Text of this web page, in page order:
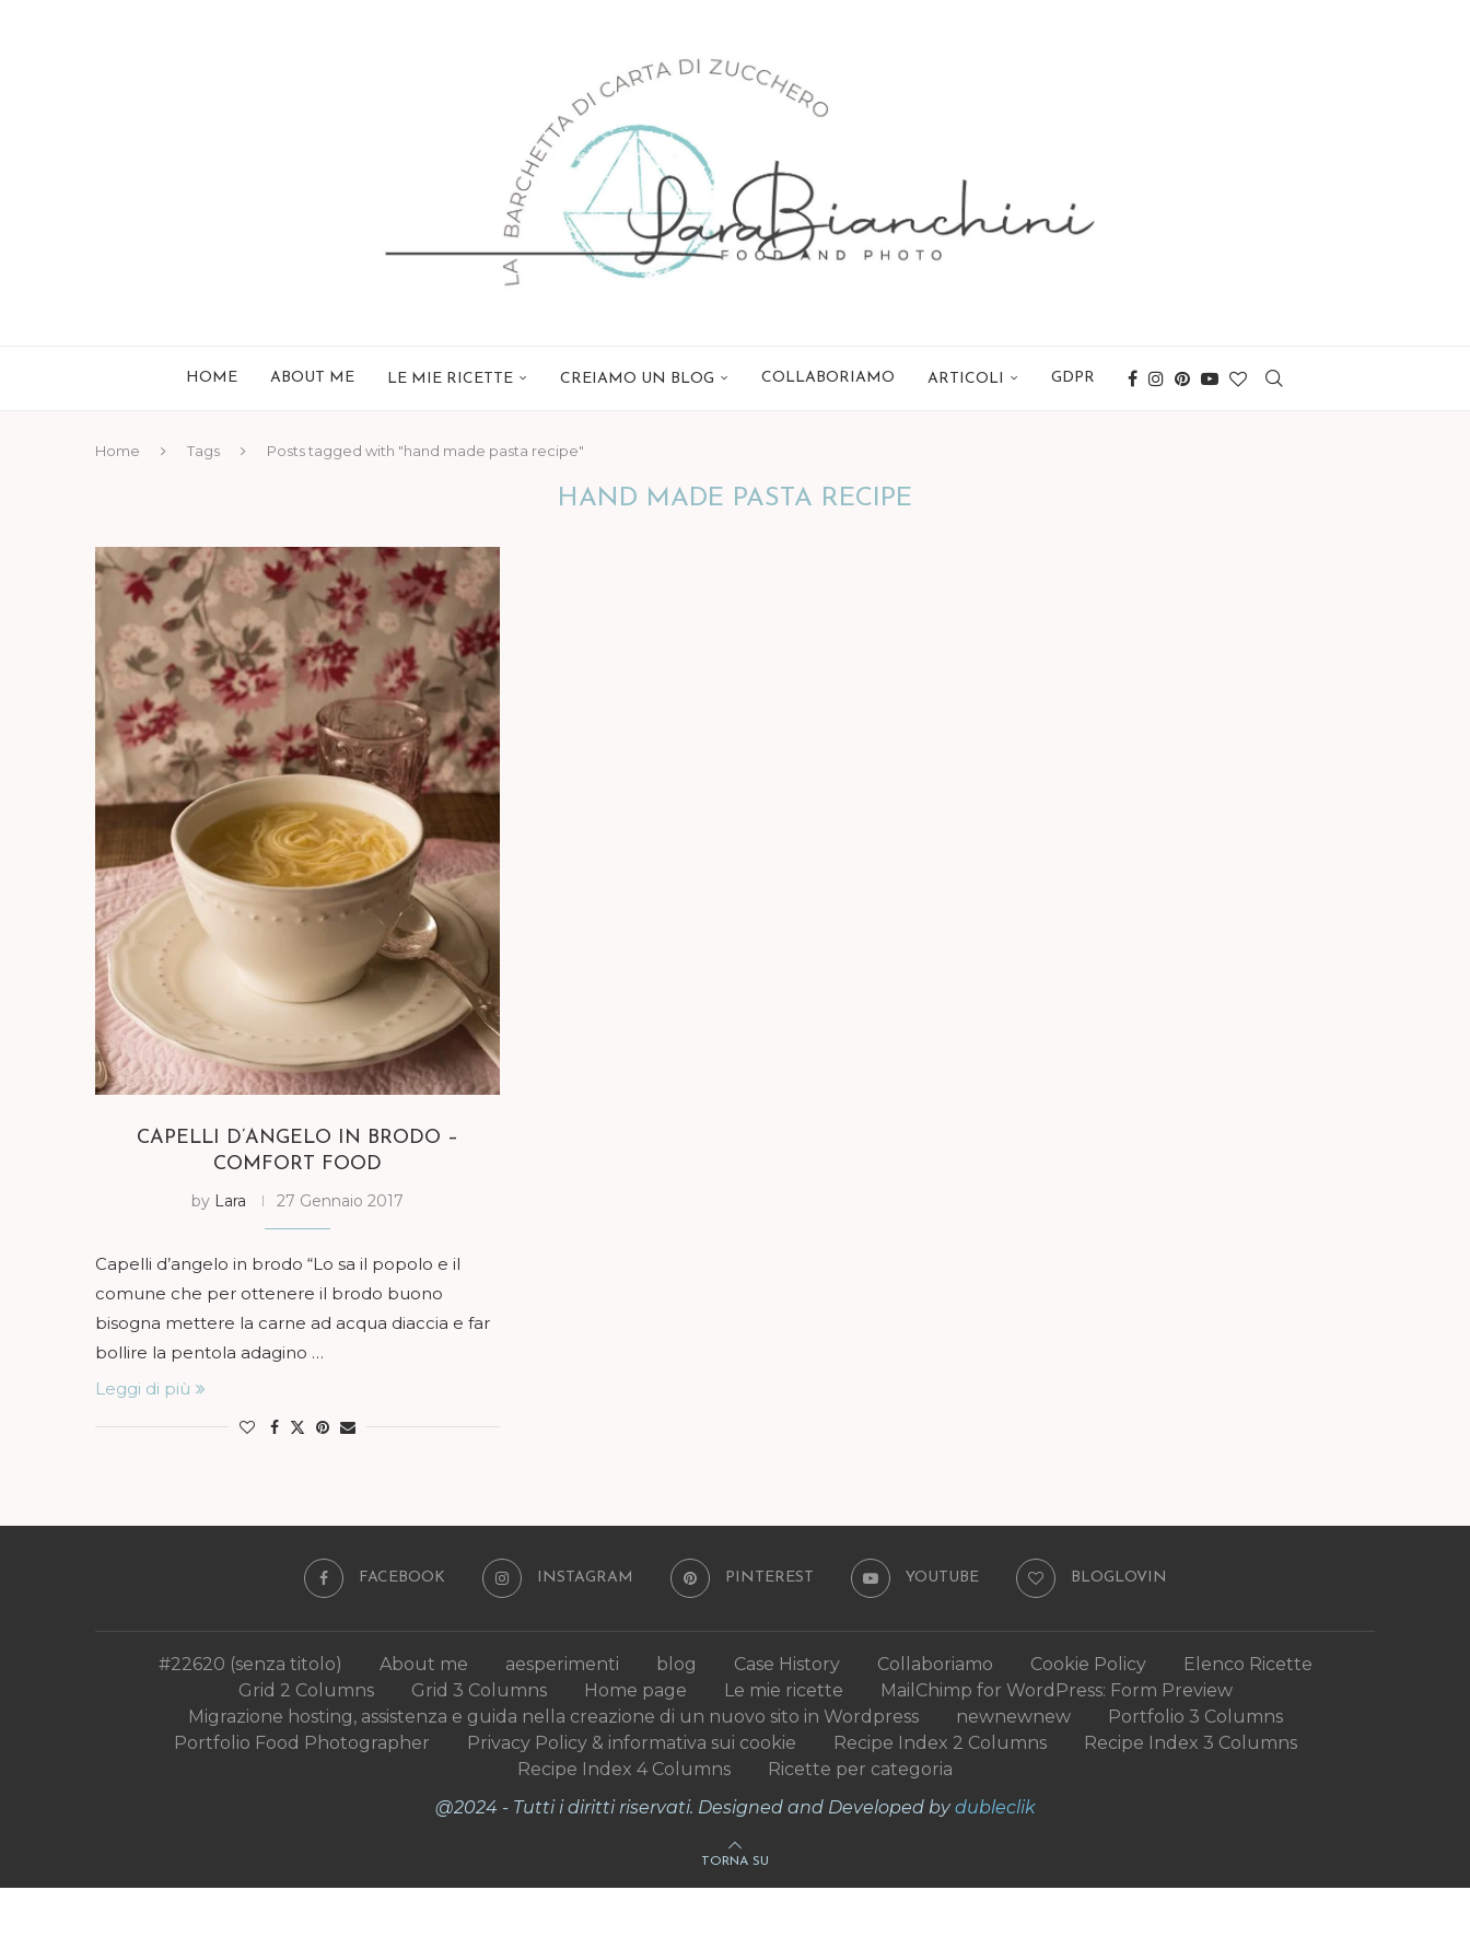
HOME ABOUT ME LE MIE RICETTE CREIAMO UN BLOG COLLABORIAMO ARTICOLI GDPR
Home Tags Posts tagged with "hand made pasta recipe"
HAND MADE PASTA RECIPE
CAPELLI D’ANGELO IN BRODO –
COMFORT FOOD
by Lara 27 Gennaio 2017
Capelli d’angelo in brodo “Lo sa il popolo e il
comune che per ottenere il brodo buono
bisogna mettere la carne ad acqua diaccia e far
bollire la pentola adagino …
Leggi di più
FACEBOOK INSTAGRAM PINTEREST YOUTUBE BLOGLOVIN
#22620 (senza titolo) About me aesperimenti blog Case History Collaboriamo Cookie Policy
Elenco Ricette
Grid 2 Columns
Grid 3 Columns Home page Le mie ricette
MailChimp for WordPress: Form Preview
Migrazione hosting, assistenza e guida nella creazione di un nuovo sito in Wordpress
newnewnew
Portfolio 3 Columns
Portfolio Food Photographer
Privacy Policy & informativa sui cookie Recipe Index 2 Columns
Recipe Index 3 Columns
Recipe Index 4 Columns
Ricette per categoria
@2024 - Tutti i diritti riservati. Designed and Developed bydubleclik
TORNA SU